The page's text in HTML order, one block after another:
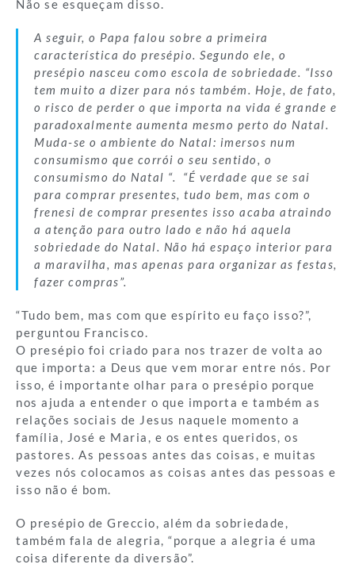
Não se esqueçam disso.
A seguir, o Papa falou sobre a primeira
característica do presépio. Segundo ele, o
presépio nasceu como escola de sobriedade. “Isso
tem muito a dizer para nós também. Hoje, de fato,
o risco de perder o que importa na vida é grande e
paradoxalmente aumenta mesmo perto do Natal.
Muda-se o ambiente do Natal: imersos num
consumismo que corrói o seu sentido, o
consumismo do Natal “. “É verdade que se sai
para comprar presentes, tudo bem, mas com o
frenesi de comprar presentes isso acaba atraindo
a atenção para outro lado e não há aquela
sobriedade do Natal. Não há espaço interior para
a maravilha, mas apenas para organizar as festas,
fazer compras”.
“Tudo bem, mas com que espírito eu faço isso?”,
perguntou Francisco.
O presépio foi criado para nos trazer de volta ao
que importa: a Deus que vem morar entre nós. Por
isso, é importante olhar para o presépio porque
nos ajuda a entender o que importa e também as
relações sociais de Jesus naquele momento a
família, José e Maria, e os entes queridos, os
pastores. As pessoas antes das coisas, e muitas
vezes nós colocamos as coisas antes das pessoas e
isso não é bom.
O presépio de Greccio, além da sobriedade,
também fala de alegria, “porque a alegria é uma
coisa diferente da diversão”.